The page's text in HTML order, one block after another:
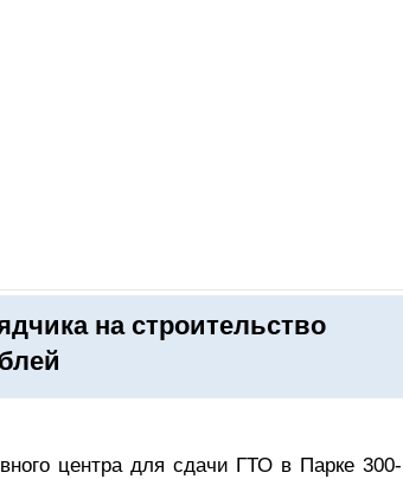
на строительство
центра для сдачи ГТО в Парке 300-